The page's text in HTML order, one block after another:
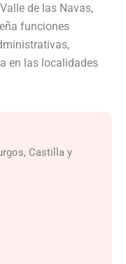
de las Navas,
funciones
en las localidades
Castilla y